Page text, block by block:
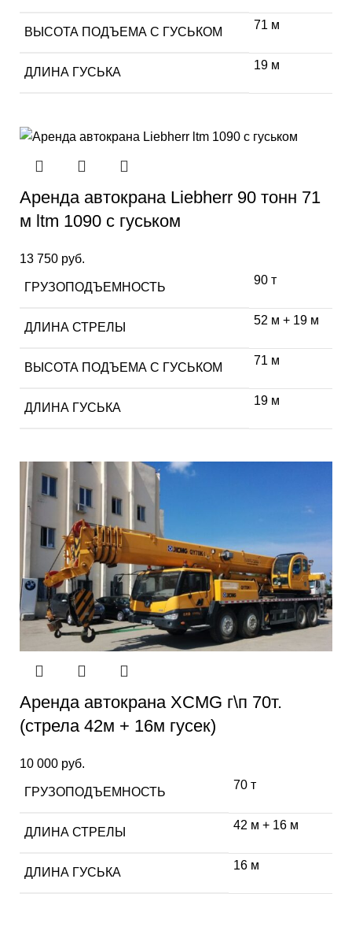
ВЫСОТА ПОДЪЕМА С ГУСЬКОМ
71 м
ДЛИНА ГУСЬКА
19 м
Аренда автокрана Liebherr 90 тонн 71
м ltm 1090 с гуськом
13 750 руб.
ГРУЗОПОДЪЕМНОСТЬ
90 т
ДЛИНА СТРЕЛЫ
52 м + 19 м
ВЫСОТА ПОДЪЕМА С ГУСЬКОМ
71 м
ДЛИНА ГУСЬКА
19 м
Аренда автокрана XCMG г\п 70т.
(стрела 42м + 16м гусек)
10 000 руб.
ГРУЗОПОДЪЕМНОСТЬ
70 т
ДЛИНА СТРЕЛЫ
42 м + 16 м
ДЛИНА ГУСЬКА
16 м